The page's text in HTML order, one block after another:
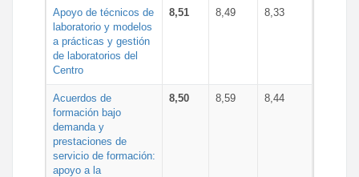
Apoyo de técnicos de
laboratorio y modelos
a prácticas y gestión
de laboratorios del
Centro
8,51 8,49 8,33
Acuerdos de
formación bajo
demanda y
prestaciones de
servicio de formación:
apoyo a la
8,50 8,59 8,44